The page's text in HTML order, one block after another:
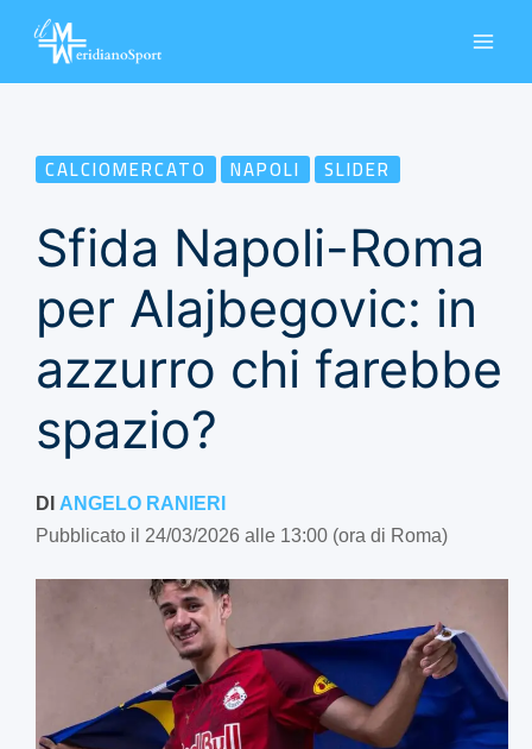
CALCIOMERCATO NAPOLI SLIDER
Sfida Napoli-Roma
per Alajbegovic: in
azzurro chi farebbe
spazio?
DI ANGELO RANIERI
Pubblicato il 24/03/2026 alle 13:00 (ora di Roma)